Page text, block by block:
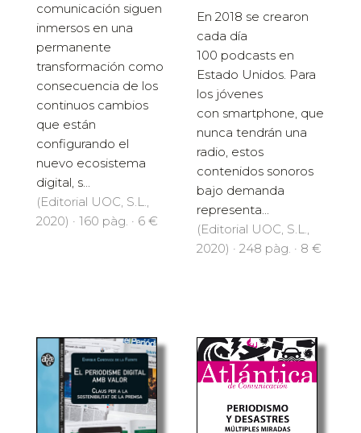
comunicación siguen
inmersos en una
permanente
transformación como
consecuencia de los
continuos cambios
que están
configurando el
nuevo ecosistema
digital, s...
(Editorial UOC, S.L.,
2020) · 160 pàg. · 6 €
En 2018 se crearon
cada día
100 podcasts en
Estado Unidos. Para
los jóvenes
con smartphone, que
nunca tendrán una
radio, estos
contenidos sonoros
bajo demanda
representa...
(Editorial UOC, S.L.,
2020) · 248 pàg. · 8 €